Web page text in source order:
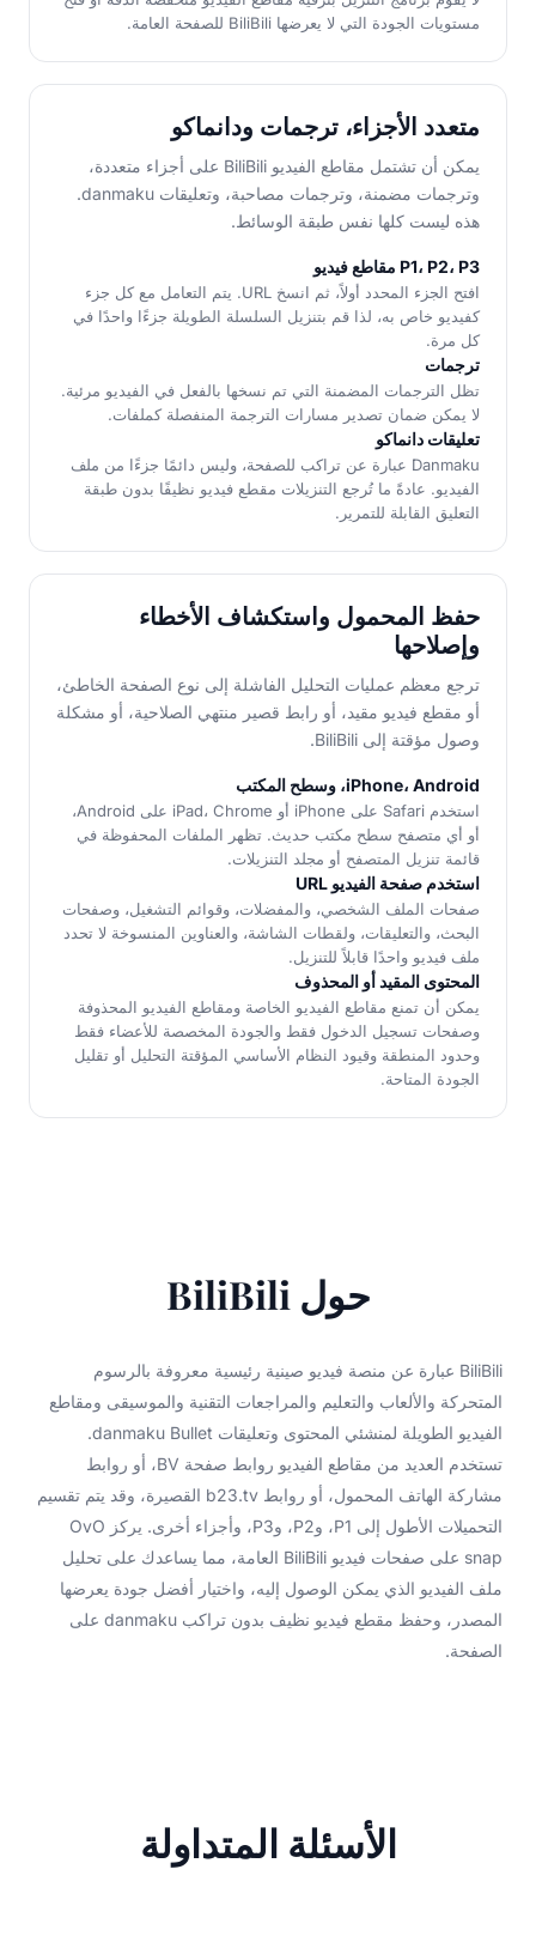
مستويات الجودة التي لا يعرضها BiliBili للصفحة العامة.
متعدد الأجزاء، ترجمات ودانماكو
يمكن أن تشتمل مقاطع الفيديو BiliBili على أجزاء متعددة،
وترجمات مضمنة، وترجمات مصاحبة، وتعليقات danmaku.
هذه ليست كلها نفس طبقة الوسائط.
P1، P2، P3 مقاطع فيديو
افتح الجزء المحدد أولاً، ثم انسخ URL. يتم التعامل مع كل جزء
كفيديو خاص به، لذا قم بتنزيل السلسلة الطويلة جزءًا واحدًا في
كل مرة.
ترجمات
تظل الترجمات المضمنة التي تم نسخها بالفعل في الفيديو مرئية.
لا يمكن ضمان تصدير مسارات الترجمة المنفصلة كملفات.
تعليقات دانماكو
Danmaku عبارة عن تراكب للصفحة، وليس دائمًا جزءًا من ملف
الفيديو. عادةً ما تُرجع التنزيلات مقطع فيديو نظيفًا بدون طبقة
التعليق القابلة للتمرير.
حفظ المحمول واستكشاف الأخطاء
وإصلاحها
ترجع معظم عمليات التحليل الفاشلة إلى نوع الصفحة الخاطئ،
أو مقطع فيديو مقيد، أو رابط قصير منتهي الصلاحية، أو مشكلة
وصول مؤقتة إلى BiliBili.
iPhone، Android، وسطح المكتب
استخدم Safari على iPhone أو iPad، Chrome على Android،
أو أي متصفح سطح مكتب حديث. تظهر الملفات المحفوظة في
قائمة تنزيل المتصفح أو مجلد التنزيلات.
استخدم صفحة الفيديو URL
صفحات الملف الشخصي، والمفضلات، وقوائم التشغيل، وصفحات
البحث، والتعليقات، ولقطات الشاشة، والعناوين المنسوخة لا تحدد
ملف فيديو واحدًا قابلاً للتنزيل.
المحتوى المقيد أو المحذوف
يمكن أن تمنع مقاطع الفيديو الخاصة ومقاطع الفيديو المحذوفة
وصفحات تسجيل الدخول فقط والجودة المخصصة للأعضاء فقط
وحدود المنطقة وقيود النظام الأساسي المؤقتة التحليل أو تقليل
الجودة المتاحة.
حول BiliBili
BiliBili عبارة عن منصة فيديو صينية رئيسية معروفة بالرسوم
المتحركة والألعاب والتعليم والمراجعات التقنية والموسيقى ومقاطع
الفيديو الطويلة لمنشئي المحتوى وتعليقات danmaku Bullet.
تستخدم العديد من مقاطع الفيديو روابط صفحة BV، أو روابط
مشاركة الهاتف المحمول، أو روابط b23.tv القصيرة، وقد يتم تقسيم
التحميلات الأطول إلى P1، وP2، وP3، وأجزاء أخرى. يركز OvO
snap على صفحات فيديو BiliBili العامة، مما يساعدك على تحليل
ملف الفيديو الذي يمكن الوصول إليه، واختيار أفضل جودة يعرضها
المصدر، وحفظ مقطع فيديو نظيف بدون تراكب danmaku على
الصفحة.
الأسئلة المتداولة